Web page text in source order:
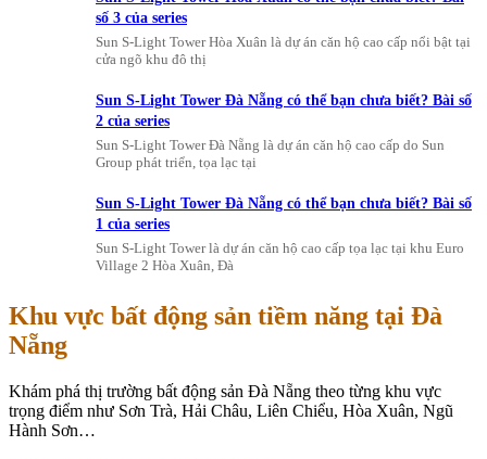
số 3 của series
Sun S-Light Tower Hòa Xuân là dự án căn hộ cao cấp nổi bật tại
cửa ngõ khu đô thị
Sun S-Light Tower Đà Nẵng có thể bạn chưa biết? Bài số
2 của series
Sun S-Light Tower Đà Nẵng là dự án căn hộ cao cấp do Sun
Group phát triển, tọa lạc tại
Sun S-Light Tower Đà Nẵng có thể bạn chưa biết? Bài số
1 của series
Sun S-Light Tower là dự án căn hộ cao cấp tọa lạc tại khu Euro
Village 2 Hòa Xuân, Đà
Khu vực bất động sản tiềm năng tại Đà
Nẵng
Khám phá thị trường bất động sản Đà Nẵng theo từng khu vực
trọng điểm như Sơn Trà, Hải Châu, Liên Chiểu, Hòa Xuân, Ngũ
Hành Sơn…